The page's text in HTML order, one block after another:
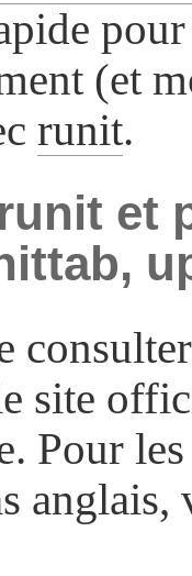
(et
runit.
et
site
Pour